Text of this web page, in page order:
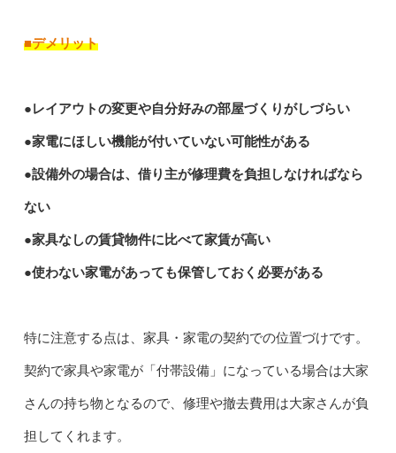
■デメリット
●レイアウトの変更や自分好みの部屋づくりがしづらい
●家電にほしい機能が付いていない可能性がある
●設備外の場合は、借り主が修理費を負担しなければなら
ない
●家具なしの賃貸物件に比べて家賃が高い
●使わない家電があっても保管しておく必要がある
特に注意する点は、家具・家電の契約での位置づけです。
契約で家具や家電が「付帯設備」になっている場合は大家
さんの持ち物となるので、修理や撤去費用は大家さんが負
担してくれます。